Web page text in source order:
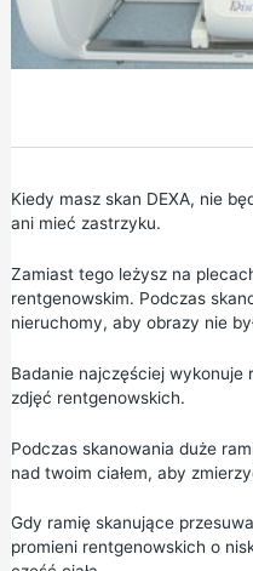
Kiedy masz skan DEXA, nie
ani mieć zastrzyku.
Zamiast tego leżysz na
rentgenowskim. Podczas
nieruchomy, aby obrazy nie
Badanie najczęściej
zdjęć rentgenowskich.
Podczas skanowania duże
nad twoim ciałem, aby
Gdy ramię skanujące
promieni rentgenowskich o